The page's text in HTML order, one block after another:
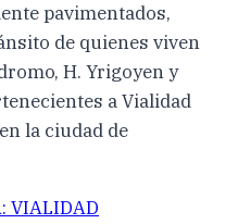
pavimentados,
de quienes viven
H. Yrigoyen y
a Vialidad
la ciudad de
VIALIDAD